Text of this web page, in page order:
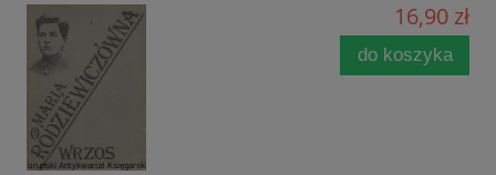
16,90 zł
do koszyka